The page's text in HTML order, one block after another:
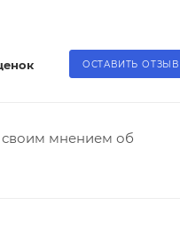
ОСТАВИТЬ ОТЗЫВ
своим мнением об